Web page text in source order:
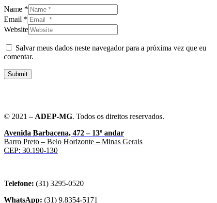
Name *
Email *
Website
Salvar meus dados neste navegador para a próxima vez que eu
comentar.
Submit
© 2021 – ADEP-MG. Todos os direitos reservados.
Avenida Barbacena, 472 – 13º andar
Barro Preto – Belo Horizonte – Minas Gerais
CEP: 30.190-130
Telefone: (31) 3295-0520
WhatsApp: (31) 9.8354-5171